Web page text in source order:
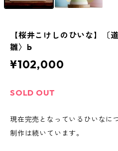
【桜井こけしのひいな】〔
雛〉b
¥102,000
SOLD OUT
現在完売となっているひいなに
制作は続いています。